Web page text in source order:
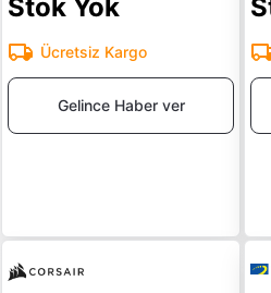
Stok Yok
Ücretsiz Kargo
Gelince Haber ver